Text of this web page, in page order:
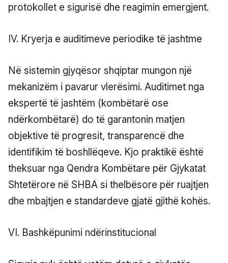
protokollet e sigurisë dhe reagimin emergjent.
IV. Kryerja e auditimeve periodike të jashtme
Në sistemin gjyqësor shqiptar mungon një
mekanizëm i pavarur vlerësimi. Auditimet nga
ekspertë të jashtëm (kombëtarë ose
ndërkombëtarë) do të garantonin matjen
objektive të progresit, transparencë dhe
identifikim të boshllëqeve. Kjo praktikë është
theksuar nga Qendra Kombëtare për Gjykatat
Shtetërore në SHBA si thelbësore për ruajtjen
dhe mbajtjen e standardeve gjatë gjithë kohës.
VI. Bashkëpunimi ndërinstitucional